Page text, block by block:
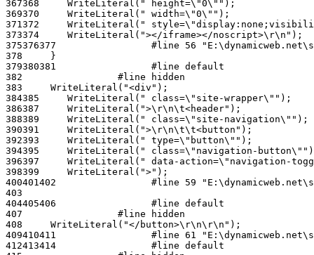
367368
369370
371372
373374
375376377
378
379380381
382
383
384385
386387
388389
390391
392393
394395
396397
398399
400401402
403
404405406
407
408
409410411
412413414